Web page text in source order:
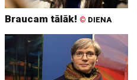
Braucam tālāk! © DIENA